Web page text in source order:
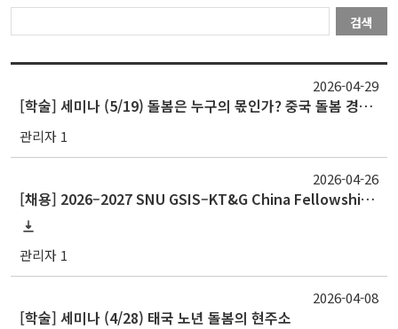
검색
[학술] 세미나 (5/19) 돌봄은 누구의 몫인가? 중국 돌봄 경제의 변화 속 이주노동, 보험정책, 그리고 기술
관리자 1
2026-04-29
[채용] 2026–2027 SNU GSIS–KT&G China Fellowship for a Visiting Scholar
관리자 1
2026-04-26
[학술] 세미나 (4/28) 태국 노년 돌봄의 현주소
2026-04-08